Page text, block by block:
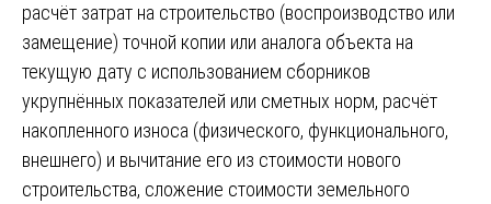
расчёт затрат на строительство (воспроизводство или
замещение) точной копии или аналога объекта на
текущую дату с использованием сборников
укрупнённых показателей или сметных норм, расчёт
накопленного износа (физического, функционального,
внешнего) и вычитание его из стоимости нового
строительства, сложение стоимости земельного